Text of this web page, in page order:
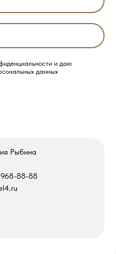
и даю
данных
Рыбина
88-88